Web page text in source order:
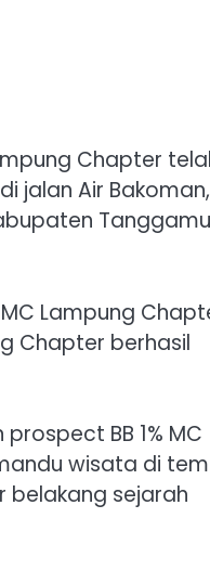
Chapter
jalan Air Bakoman,
Lampung
Chapter berhasil
BB 1% MC
wisata di
belakang sejarah